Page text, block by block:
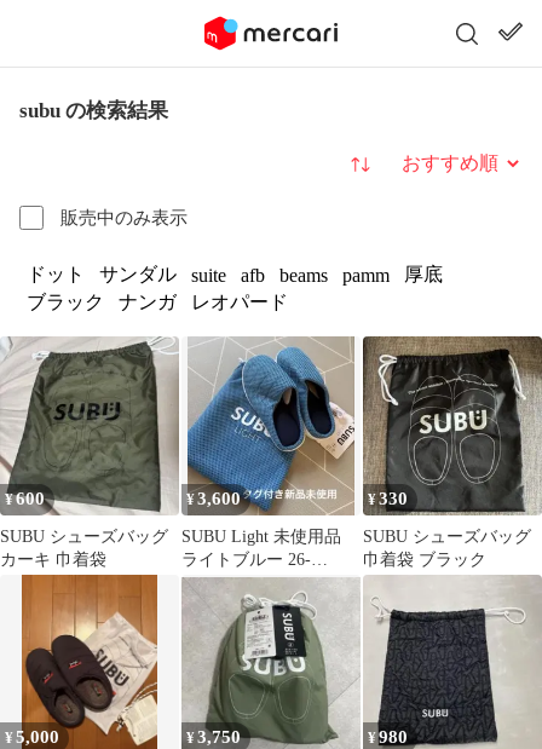
subu の検索結果
販売中のみ表示
並び替え
ドット サンダル suite afb beams pamm
厚底
ブラック
ナンガ レオパード
¥ 600
SUBU シューズバッグ
カーキ 巾着袋
¥3,600
SUBU Light 未使用品
ライトブルー 26-
27.5cm
¥330
SUBU シューズバッグ
巾着袋 ブラック
¥5,000 ¥3,750 ¥980